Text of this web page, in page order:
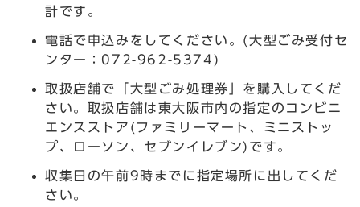
計です。
電話で申込みをしてください。(大型ごみ受付セ
ンター：072-962-5374)
取扱店舗で「大型ごみ処理券」を購入してくだ
さい。取扱店舗は東大阪市内の指定のコンビニ
エンスストア(ファミリーマート、ミニストッ
プ、ローソン、セブンイレブン)です。
収集日の午前9時までに指定場所に出してくだ
さい。